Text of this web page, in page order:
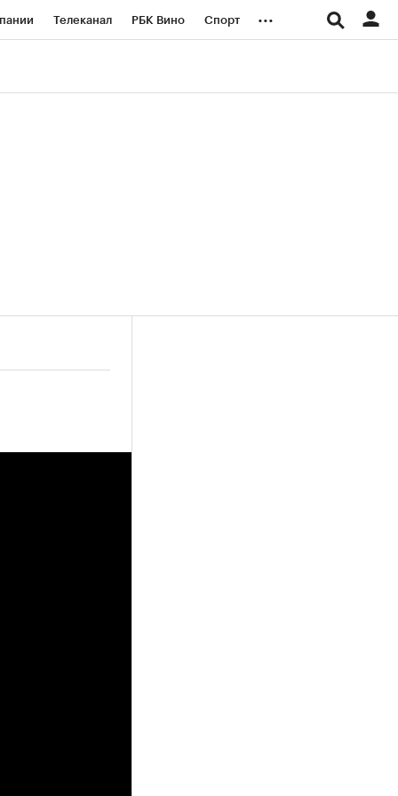
Телеканал РБК Вино Спорт ...